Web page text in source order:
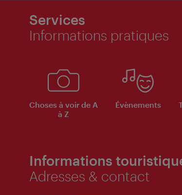
Services
Informations pratiques
Choses à voir de A
à Z
Évènements
Informations
Adresses & contact